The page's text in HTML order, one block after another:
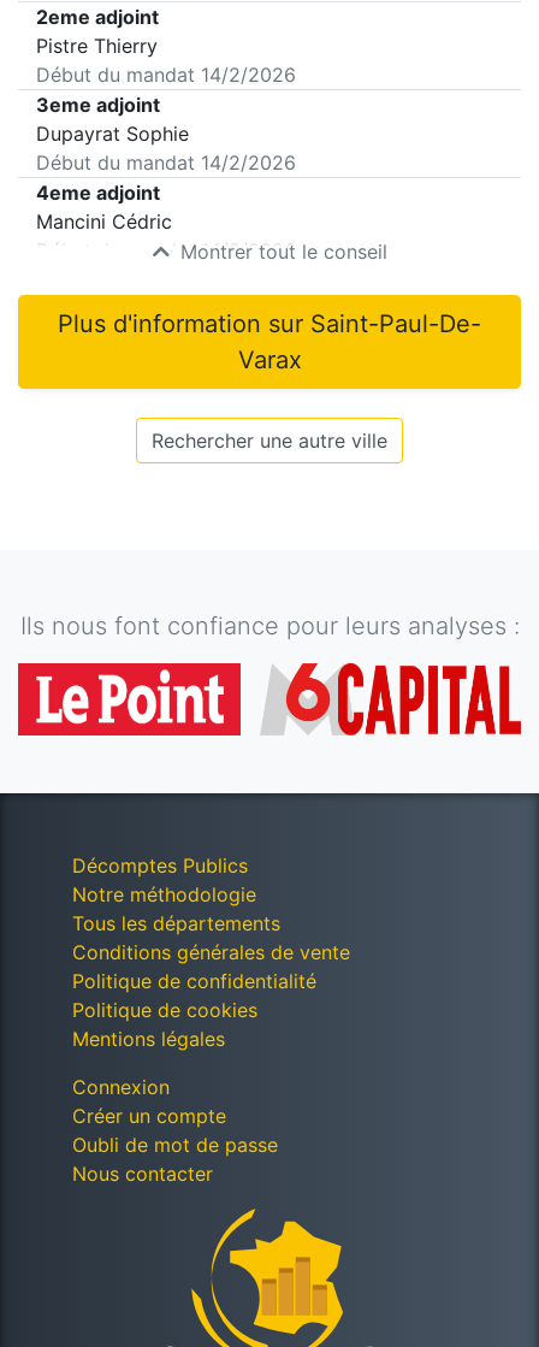
2eme adjoint
Pistre Thierry
Début du mandat 14/2/2026
3eme adjoint
Dupayrat Sophie
Début du mandat 14/2/2026
4eme adjoint
Mancini Cédric
Début du mandat14/2/2026
Montrer tout le conseil
Plus d'information sur Saint-Paul-De-
Varax
Rechercher une autre ville
Ils nous font confiance pour leurs analyses :
Décomptes Publics
Notre méthodologie
Tous les départements
Conditions générales de vente
Politique de confidentialité
Politique de cookies
Mentions légales
Connexion
Créer un compte
Oubli de mot de passe
Nous contacter